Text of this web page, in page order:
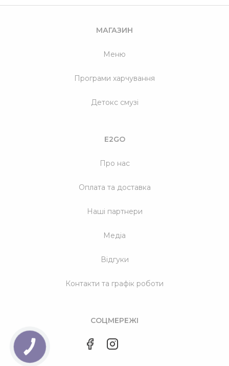
МАГАЗИН
Меню
Програми харчування
Детокс смузі
E2GO
Про нас
Оплата та доставка
Наші партнери
Медіа
Відгуки
Контакти та графік роботи
СОЦМЕРЕЖІ
КНОПКА
ЗВ'ЯЗКУ